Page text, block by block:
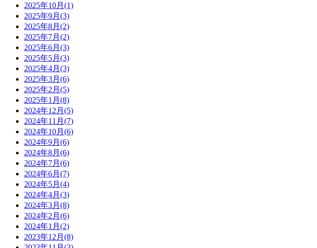
2025年10月(1)
2025年9月(3)
2025年8月(2)
2025年7月(2)
2025年6月(3)
2025年5月(3)
2025年4月(3)
2025年3月(6)
2025年2月(5)
2025年1月(8)
2024年12月(5)
2024年11月(7)
2024年10月(6)
2024年9月(6)
2024年8月(6)
2024年7月(6)
2024年6月(7)
2024年5月(4)
2024年4月(3)
2024年3月(8)
2024年2月(6)
2024年1月(2)
2023年12月(8)